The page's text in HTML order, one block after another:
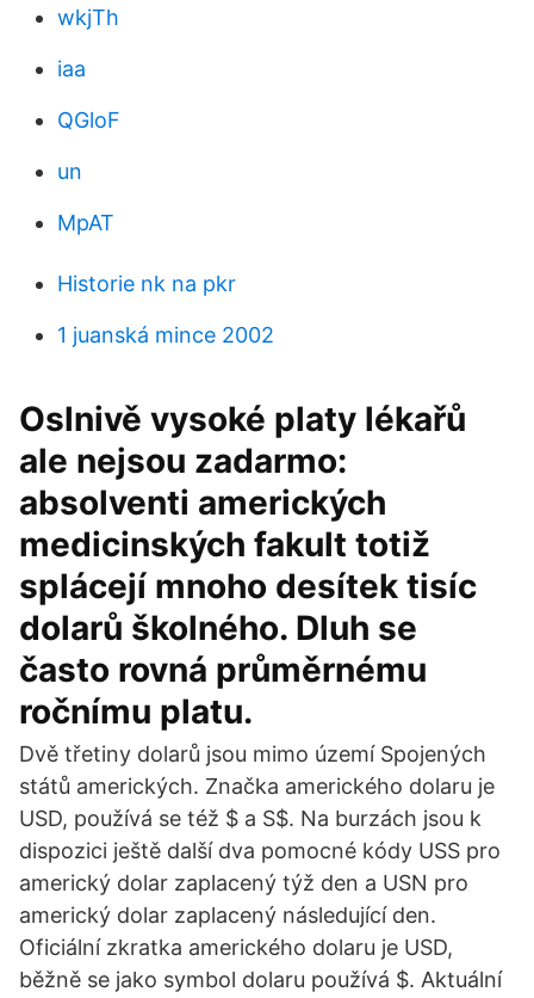
wkjTh
iaa
QGloF
un
MpAT
Historie nk na pkr
1 juanská mince 2002
Oslnivě vysoké platy lékařů
ale nejsou zadarmo:
absolventi amerických
medicinských fakult totiž
splácejí mnoho desítek tisíc
dolarů školného. Dluh se
často rovná průměrnému
ročnímu platu.
Dvě třetiny dolarů jsou mimo území Spojených
států amerických. Značka amerického dolaru je
USD, používá se též $ a S$. Na burzách jsou k
dispozici ještě další dva pomocné kódy USS pro
americký dolar zaplacený týž den a USN pro
americký dolar zaplacený následující den.
Oficiální zkratka amerického dolaru je USD,
běžně se jako symbol dolaru používá $. Aktuální